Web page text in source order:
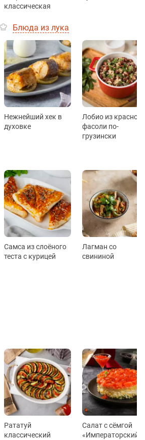
классическая
Блюда из лука
Нежнейший хек в
духовке
Лобио из красной
фасоли по-
грузински
Самса из слоёного
теста с курицей
Лагман со
свининой
Рататуй
классический
Салат с сёмгой
«Императорский»